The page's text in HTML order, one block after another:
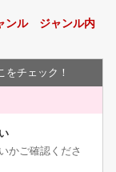
ンル ジャンル内
チェック！
かご確認くださ